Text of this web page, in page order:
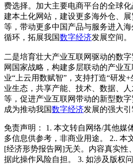
费选择。加大主要电商平台的全球
建本土化网站，建设更多海外仓、
等，带动更多中国产品与服务进入
循环，拓展我国数字经济发展空间。
二是培育壮大产业互联网驱动的数
网国家战略，构建多层联动的产业
业“上云用数赋智”，支持打造“研发
业生态，共享产能、技术、数据、
等，促进产业互联网带动的新型数
成为推动我国数字经济发展的强大引
免责声明： 1. 本文转自网络/其他媒
多信息供参考，非商业用途。 2.. 本
[经济形势报告网]无关。内容真实性
据此操作风险自担。 3. 如涉及版权